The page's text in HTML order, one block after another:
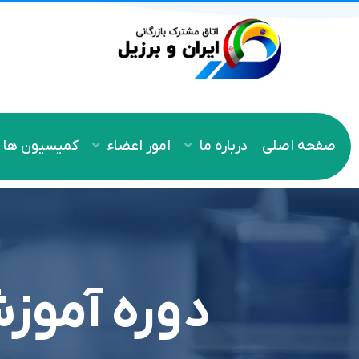
صفحه اصلی درباره ما امور اعضاء کمیسیون ها
دوره